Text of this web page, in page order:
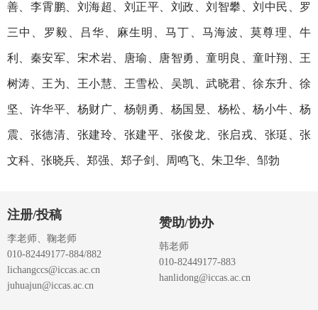
善、李霄鹏、刘海超、刘正平、刘政、刘智攀、刘中民、罗
三中、罗毅、吕华、麻生明、马丁、马海波、莫尊理、牛
利、秦安军、宋术岩、唐瑜、唐智勇、童明良、童叶翔、王
树涛、王为、王小慧、王雪松、吴凯、武晓君、徐东升、徐
坚、许华平、杨财广、杨朝勇、杨国昱、杨松、杨小牛、杨
震、张德清、张建玲、张建平、张俊龙、张启戎、张珽、张
文科、张晓兵、郑强、郑子剑、周鸣飞、朱卫华、邹勃
注册/投稿
李老师、鞠老师
010-82449177-884/882
lichangccs@iccas.ac.cn
juhuajun@iccas.ac.cn
赞助/协办
韩老师
010-82449177-883
hanlidong@iccas.ac.cn